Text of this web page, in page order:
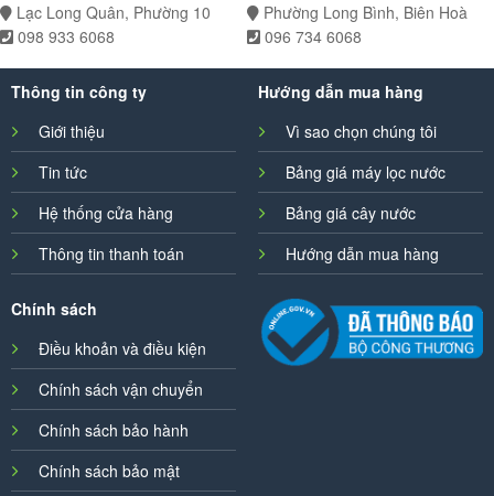
Lạc Long Quân, Phường 10
098 933 6068
Phường Long Bình, Biên Hoà
096 734 6068
Thông tin công ty
Giới thiệu
Tin tức
Hệ thống cửa hàng
Thông tin thanh toán
Hướng dẫn mua hàng
Vì sao chọn chúng tôi
Bảng giá máy lọc nước
Bảng giá cây nước
Hướng dẫn mua hàng
Chính sách
Điều khoản và điều kiện
Chính sách vận chuyển
Chính sách bảo hành
Chính sách bảo mật